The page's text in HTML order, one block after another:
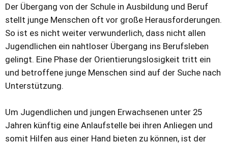
Der Übergang von der Schule in Ausbildung und Beruf
stellt junge Menschen oft vor große Herausforderungen.
So ist es nicht weiter verwunderlich, dass nicht allen
Jugendlichen ein nahtloser Übergang ins Berufsleben
gelingt. Eine Phase der Orientierungslosigkeit tritt ein
und betroffene junge Menschen sind auf der Suche nach
Unterstützung.
Um Jugendlichen und jungen Erwachsenen unter 25
Jahren künftig eine Anlaufstelle bei ihren Anliegen und
somit Hilfen aus einer Hand bieten zu können, ist der